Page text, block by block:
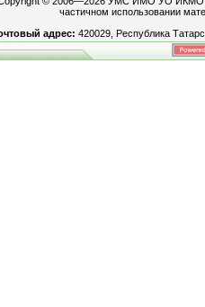
частичном использовании
адрес: 420029, Республика